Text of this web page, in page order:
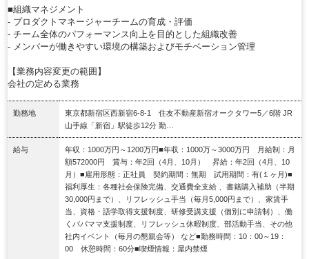
■組織マネジメント
- プロダクトマネージャーチームの育成・評価
- チーム全体のパフォーマンス向上を目的とした組織改善
- メンバーが働きやすい環境の構築およびモチベーション管理
【業務内容変更の範囲】
会社の定める業務
勤務地
東京都新宿区西新宿6-8-1 住友不動産新宿オークタワー5／6階 JR
山手線「新宿」駅徒歩12分 勤…
給与
年収：1000万円～1200万円■年収：1000万～3000万円 月給制：月
額572000円 賞与：年2回（4月、10月） 昇給：年2回（4月、10
月）■雇用形態：正社員 契約期間：無期 試用期間：有(１ヶ月)■
福利厚生：各種社会保険完備、交通費全支給 、書籍購入補助（半期
30,000円まで）、リフレッシュ手当（毎月5,000円まで）、家賃手
当、資格・語学取得支援制度、研修受講支援（個別に申請制）、働
くパパママ支援制度、リフレッシュ休暇制度、部活動手当、その他
社内イベント（毎月の懇親会等） など■勤務時間：10：00～19：
00 休憩時間：60分■喫煙情報：屋内禁煙